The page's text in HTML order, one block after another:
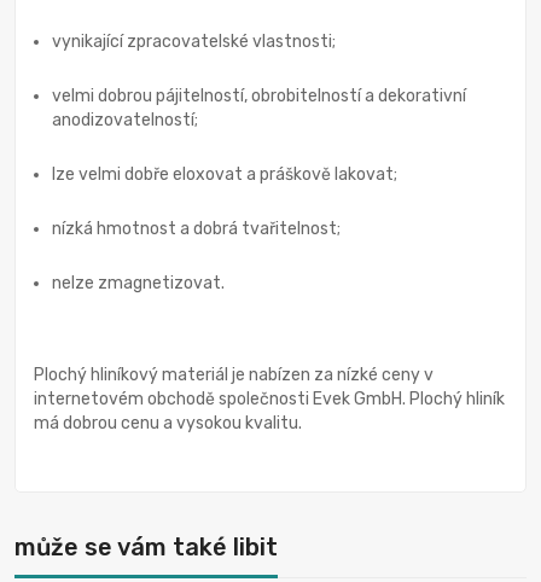
vynikající zpracovatelské vlastnosti;
velmi dobrou pájitelností, obrobitelností a dekorativní
anodizovatelností;
lze velmi dobře eloxovat a práškově lakovat;
nízká hmotnost a dobrá tvařitelnost;
nelze zmagnetizovat.
Plochý hliníkový materiál je nabízen za nízké ceny v
internetovém obchodě společnosti Evek GmbH. Plochý hliník
má dobrou cenu a vysokou kvalitu.
může se vám také libit